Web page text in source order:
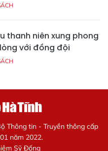
thanh niên xung phong
với đồng đội
Thông tin - Truyền thông cấp
năm 2022.
Sỹ Đống